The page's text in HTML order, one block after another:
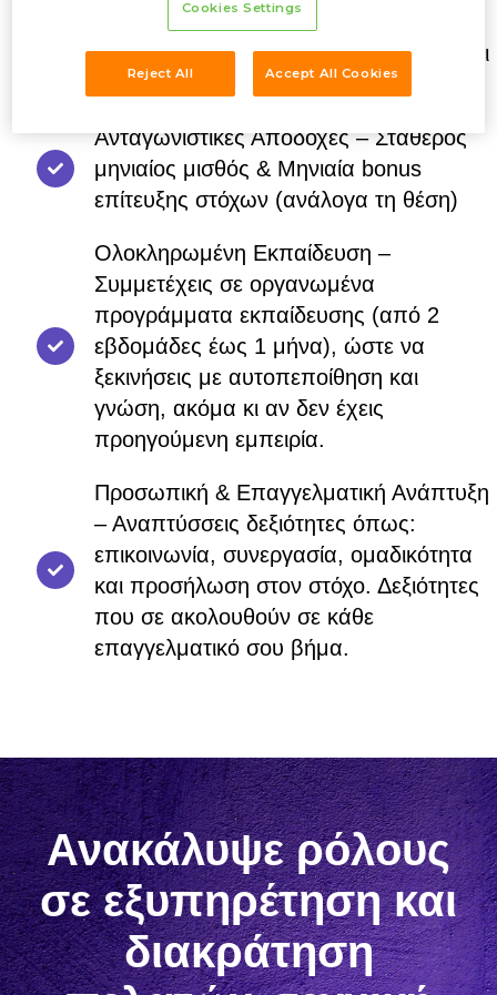
σύγχρονου εργασιακού περιβάλλοντος,
σε συνεργασία με μεγάλες ελληνικές και
πολυεθνικές εταιρείες.
Ανταγωνιστικές Αποδοχές – Σταθερός
μηνιαίος μισθός & Μηνιαία bonus
επίτευξης στόχων (ανάλογα τη θέση)
Ολοκληρωμένη Εκπαίδευση –
Συμμετέχεις σε οργανωμένα
προγράμματα εκπαίδευσης (από 2
εβδομάδες έως 1 μήνα), ώστε να
ξεκινήσεις με αυτοπεποίθηση και
γνώση, ακόμα κι αν δεν έχεις
προηγούμενη εμπειρία.
Προσωπική & Επαγγελματική Ανάπτυξη
– Αναπτύσσεις δεξιότητες όπως:
επικοινωνία, συνεργασία, ομαδικότητα
και προσήλωση στον στόχο. Δεξιότητες
που σε ακολουθούν σε κάθε
επαγγελματικό σου βήμα.
Ανακάλυψε ρόλους
σε εξυπηρέτηση και
διακράτηση
Cookies Settings
Reject All Accept All Cookies